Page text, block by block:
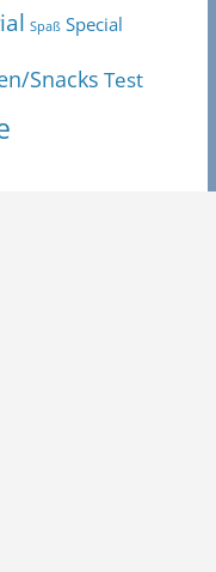
Spaß Special
Snacks Test